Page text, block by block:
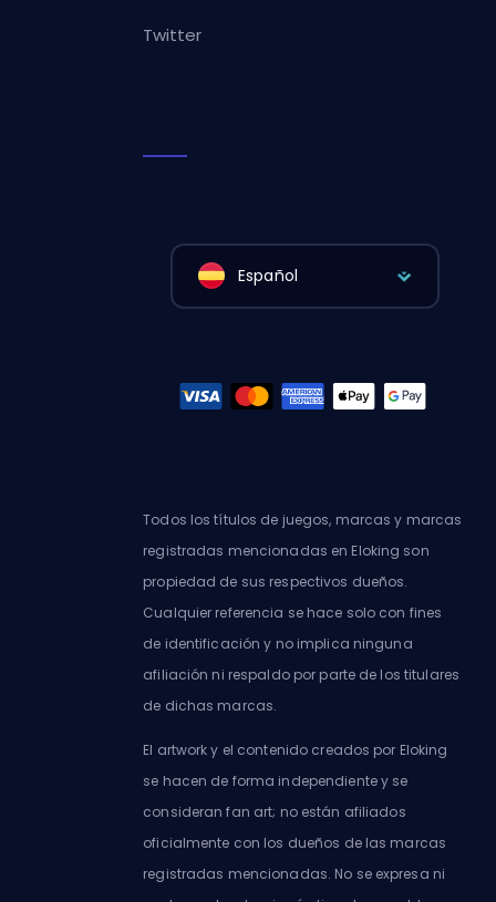
Twitter
Español
Todos los títulos de juegos, marcas y marcas
registradas mencionadas en Eloking son
propiedad de sus respectivos dueños.
Cualquier referencia se hace solo con fines
de identificación y no implica ninguna
afiliación ni respaldo por parte de los titulares
de dichas marcas.
El artwork y el contenido creados por Eloking
se hacen de forma independiente y se
consideran fan art; no están afiliados
oficialmente con los dueños de las marcas
registradas mencionadas. No se expresa ni